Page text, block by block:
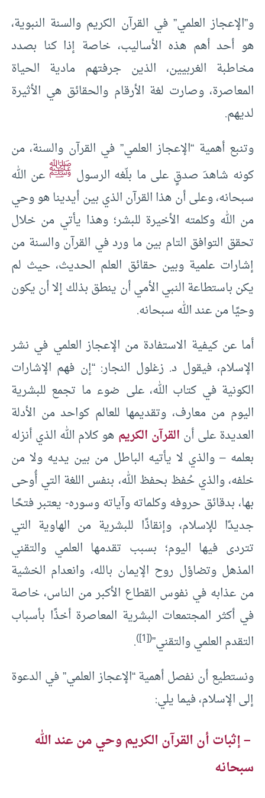
و”الإعجاز العلمي” في القرآن الكريم والسنة النبوية،
هو أحد أهم هذه الأساليب، خاصة إذا كنا بصدد
مخاطبة الغربيين، الذين جرفتهم مادية الحياة
المعاصرة، وصارت لغة الأرقام والحقائق هي الأثيرة
لديهم.
وتنبع أهمية “الإعجاز العلمي” في القرآن والسنة، من
كونه شاهدَ صدقٍ على ما بلّغه الرسول ﷺ عن الله
سبحانه، وعلى أن هذا القرآن الذي بين أيدينا هو وحي
من الله وكلمته الأخيرة للبشر؛ وهذا يأتي من خلال
تحقق التوافق التام بين ما ورد في القرآن والسنة من
إشارات علمية وبين حقائق العلم الحديث، حيث لم
يكن باستطاعة النبي الأمي أن ينطق بذلك إلا أن يكون
وحيًا من عند الله سبحانه.
أما عن كيفية الاستفادة من الإعجاز العلمي في نشر
الإسلام، فيقول د. زغلول النجار: “إن فهم الإشارات
الكونية في كتاب الله، على ضوء ما تجمع للبشرية
اليوم من معارف، وتقديمها للعالم كواحد من الأدلة
العديدة على أن القرآن الكريم هو كلام الله الذي أنزله
بعلمه – والذي لا يأتيه الباطل من بين يديه ولا من
خلفه، والذي حُفظ بحفظ الله، بنفس اللغة التي أُوحى
بها، بدقائق حروفه وكلماته وآياته وسوره- يعتبر فتحًا
جديدًا للإسلام، وإنقاذًا للبشرية من الهاوية التي
تتردى فيها اليوم؛ بسبب تقدمها العلمي والتقني
المذهل وتضاؤل روح الإيمان بالله، وانعدام الخشية
من عذابه في نفوس القطاع الأكبر من الناس، خاصة
في أكثر المجتمعات البشرية المعاصرة أخذًا بأسباب
التقدم العلمي والتقني”(
[1]
)
.
ونستطيع أن نفصل أهمية “الإعجاز العلمي” في الدعوة
إلى الإسلام، فيما يلي:
– إثبات أن القرآن الكريم وحي من عند الله
سبحانه